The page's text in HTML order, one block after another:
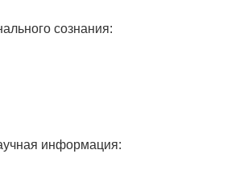
сознания:
информация: